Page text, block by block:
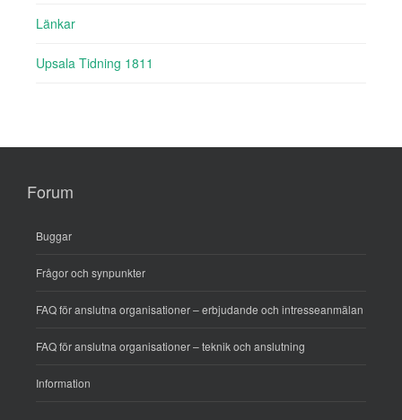
Länkar
Upsala Tidning 1811
Forum
Buggar
Frågor och synpunkter
FAQ för anslutna organisationer – erbjudande och intresseanmälan
FAQ för anslutna organisationer – teknik och anslutning
Information